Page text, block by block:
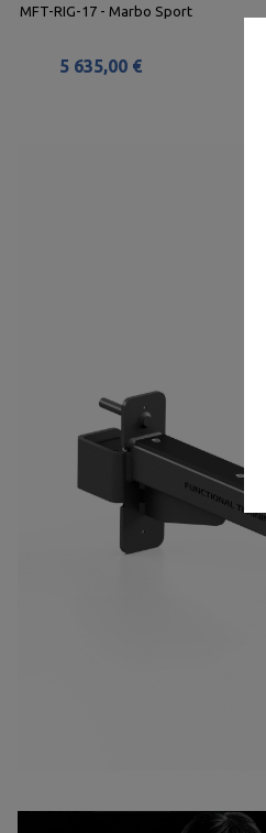
MFT-RIG-17 - Marbo Sport
5 635,00 €